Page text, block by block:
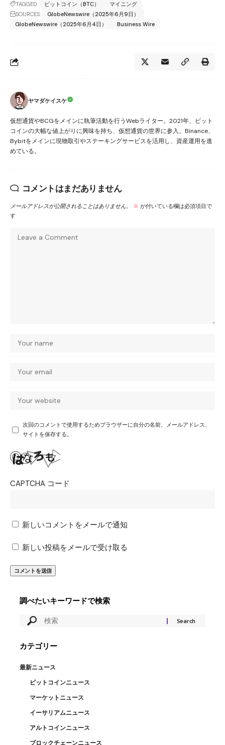
TAGGED: ビットコイン（BTC）
マイニング
SOURCES:
GlobeNewswire（2025年6月9日）
GlobeNewswire（2025年6月4日）
Business Wire
ヤマダケイスケ
仮想通貨やBCGをメインに執筆活動を行うWebライター。2021年、ビット
コインの大幅な値上がりに興味を持ち、仮想通貨の世界に参入。Binance、
Bybitをメインに現物取引やステーキングサービスを活用し、資産運用を進
めている。
コメントはまだありません
メールアドレスが公開されることはありません。 ※ が付いている欄は必須項目で
す
次回のコメントで使用するためブラウザーに自分の名前、メールアドレス、
サイトを保存する。
CAPTCHA コード
新しいコメントをメールで通知
新しい投稿をメールで受け取る
調べたいキーワードで検索
カテゴリー
最新ニュース
ビットコインニュース
マーケットニュース
イーサリアムニュース
アルトコインニュース
ブロックチェーンニュース